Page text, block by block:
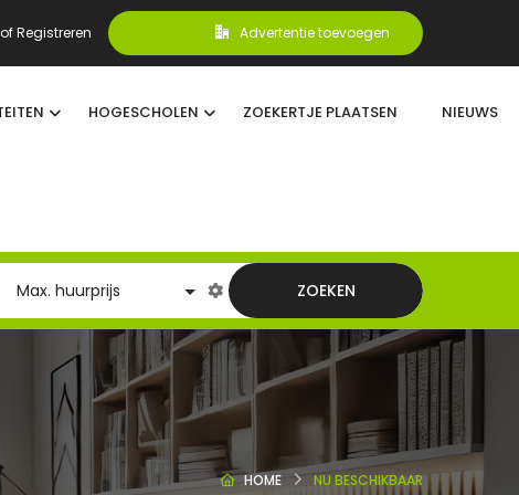
Registreren Advertentie toevoegen
HOGESCHOLEN ZOEKERTJE PLAATSEN NIEUWS
ZOEKEN
HOME NU BESCHIKBAAR